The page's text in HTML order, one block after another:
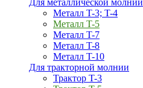
Для металлической молнии
Металл T-3; T-4
Металл T-5
Металл T-7
Металл T-8
Металл T-10
Для тракторной молнии
Трактор T-3